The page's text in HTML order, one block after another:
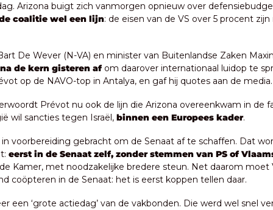
Arizona buigt zich vanmorgen opnieuw over
coalitie wel een lijn: de eisen van de VS over 5 procent
De Wever (N-VA) en minister van Buitenlandse Zaken
de kern gisteren af om daarover internationaal luidop te
op de NAVO-top in Antalya, en gaf hij quotes aan de media.
Prévot nu ook de lijn die Arizona overeenkwam in de
wil sancties tegen Israël, binnen een Europees kader.
voorbereiding gebracht om de Senaat af te schaffen. Dat
eerst in de Senaat zelf, zonder stemmen van PS of
Kamer, met noodzakelijke bredere steun. Net daarom moet
coöpteren in de Senaat: het is eerst koppen tellen daar.
een ‘grote actiedag’ van de vakbonden. Die werd wel snel